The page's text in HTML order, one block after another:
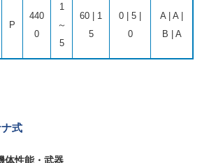
P
440
0
1
～
5
60 | 1
5
0 | 5 |
0
A | A |
B | A
式
体性能・武器